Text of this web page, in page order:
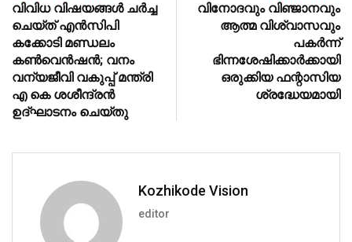
വിവിധ വിഷയങ്ങള്‍ ചര്‍ച്ച
ചെയ്ത് എന്‍സിപി
കക്കോടി മണ്ഡലം
കണ്‍വെന്‍ഷന്‍; വനം
വന്യജീവി വകുപ്പ് മന്ത്രി
എ കെ ശശീന്ദ്രന്‍
ഉദ്ഘാടനം ചെയ്തു
വിനോദവും വിഞ്ജാനവും
ആത്മ വിശ്വാസവും
പകര്‍ന്ന്
ഭിന്നശേഷിക്കാര്‍ക്കായി
ഒരുക്കിയ ഫന്റാസിയ
ശ്രദ്ധേയമായി
Kozhikode Vision
editor